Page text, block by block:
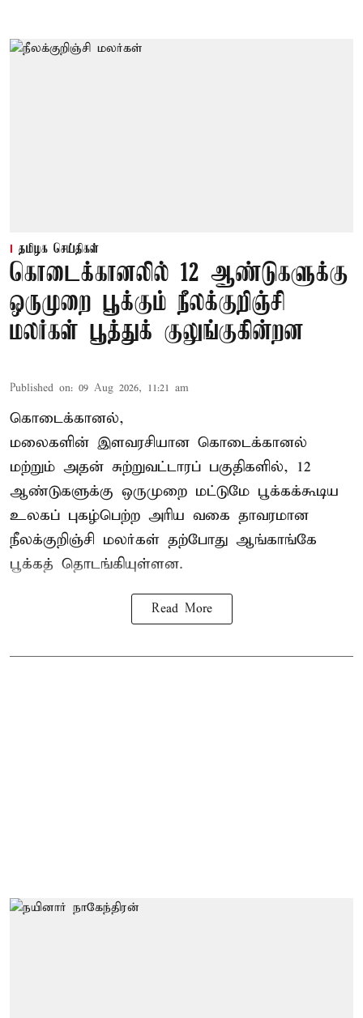
தமிழக செய்திகள்
கொடைக்கானலில் 12 ஆண்டுகளுக்கு
ஒருமுறை பூக்கும் நீலக்குறிஞ்சி
மலர்கள் பூத்துக் குலுங்குகின்றன
Published on: 09 Aug 2026, 11:21 am
கொடைக்கானல்,
மலைகளின் இளவரசியான கொடைக்கானல்
மற்றும் அதன் சுற்றுவட்டாரப் பகுதிகளில், 12
ஆண்டுகளுக்கு ஒருமுறை மட்டுமே பூக்கக்கூடிய
உலகப் புகழ்பெற்ற அரிய வகை தாவரமான
நீலக்குறிஞ்சி மலர்கள் தற்போது ஆங்காங்கே
பூக்கத் தொடங்கியுள்ளன.
Read More